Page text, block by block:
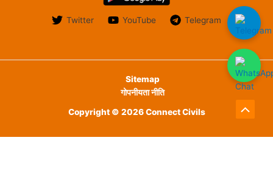
Twitter YouTube Telegram
Sitemap
गोपनीयता नीति
Copyright © 2026 Connect Civils
Scroll
to